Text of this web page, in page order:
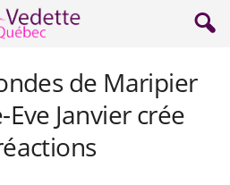
de Maripier
Janvier crée